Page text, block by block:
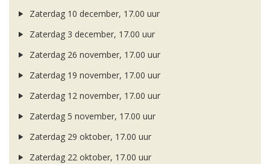
Zaterdag 10 december, 17.00 uur
Zaterdag 3 december, 17.00 uur
Zaterdag 26 november, 17.00 uur
Zaterdag 19 november, 17.00 uur
Zaterdag 12 november, 17.00 uur
Zaterdag 5 november, 17.00 uur
Zaterdag 29 oktober, 17.00 uur
Zaterdag 22 oktober, 17.00 uur